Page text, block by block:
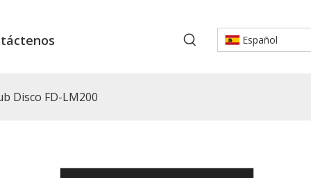
Español
Disco FD-LM200